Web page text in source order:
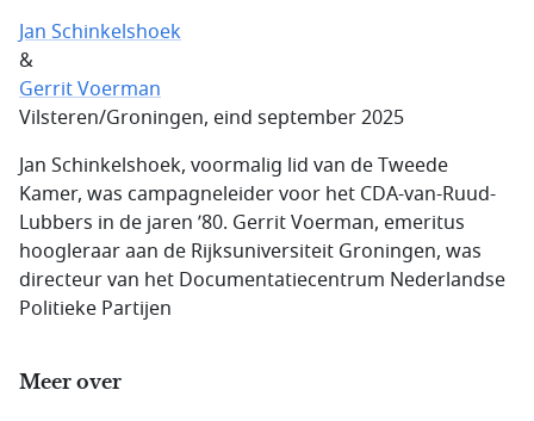
Jan Schinkelshoek
&
Gerrit Voerman
Vilsteren/Groningen, eind september 2025
Jan Schinkelshoek, voormalig lid van de Tweede
Kamer, was campagneleider voor het CDA-van-Ruud-
Lubbers in de jaren ’80. Gerrit Voerman, emeritus
hoogleraar aan de Rijksuniversiteit Groningen, was
directeur van het Documentatiecentrum Nederlandse
Politieke Partijen
Meer over